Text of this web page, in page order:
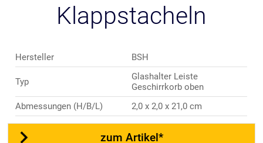
Klappstacheln
Hersteller BSH
Typ
Glashalter Leiste
Geschirrkorb oben
Abmessungen (H/B/L)
2,0 x 2,0 x 21,0 cm
zum Artikel*